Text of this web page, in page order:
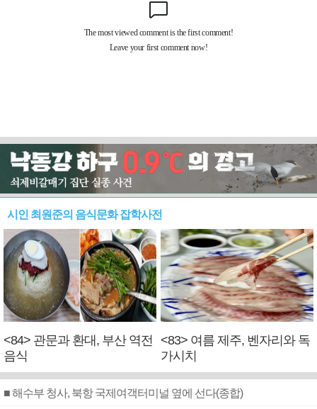
시인 최원준의 음식문화 잡학사전
<84> 관문과 환대, 부산 역전
음식
<83> 여름 제주, 벤자리와 독
가시치
■ 해수부 청사, 북항 국제여객터미널 옆에 선다(종합)